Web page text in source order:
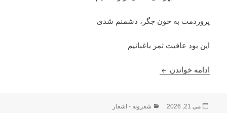
پروردمت به خون جگر، دشمنم شدی
این بود عاقبت ثمر باغبانیم
ادامه خواندن جوانی : استاد محمد اسحاق ثنا
ارسال
می 21, 2026 دسته‌ها
شعرونه - اشعار